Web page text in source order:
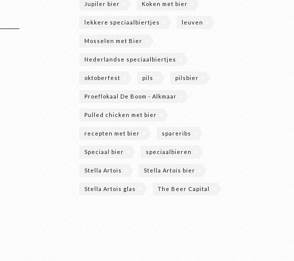
Jupiler bier Koken met bier
lekkere speciaalbiertjes leuven
Mosselen met Bier
Nederlandse speciaalbiertjes
oktoberfest pils pilsbier
Proeflokaal De Boom - Alkmaar
Pulled chicken met bier
recepten met bier spareribs
Speciaal bier speciaalbieren
Stella Artois Stella Artois bier
Stella Artois glas The Beer Capital